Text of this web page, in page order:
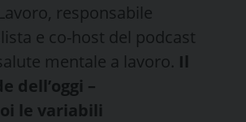
responsabile
e co-host del podcast
mentale a lavoro. Il
dell’oggi –
le variabili